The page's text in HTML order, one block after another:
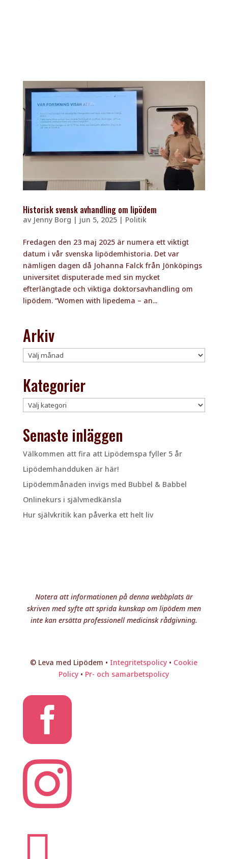
Historisk svensk avhandling om lipödem
av Jenny Borg | jun 5, 2025| Politik
Fredagen den 23 maj 2025 är numera ett viktigt
datum i vår svenska lipödemhistoria. Det var
nämligen dagen då Johanna Falck från Jönköpings
universitet disputerade med sin mycket
efterlängtade och viktiga doktorsavhandling om
lipödem. “Women with lipedema – an...
Arkiv
Arkiv
Kategorier
Kategorier
Senaste inläggen
Välkommen att fira att Lipödemspa fyller 5 år
Lipödemhandduken är här!
Lipödemmånaden invigs med Bubbel & Babbel
Onlinekurs i självmedkänsla
Hur självkritik kan påverka ett helt liv
Notera att informationen på denna webbplats är
skriven med syfte att sprida kunskap om lipödem men
inte kan ersätta professionell medicinsk rådgivning.
© Leva med Lipödem • Integritetspolicy • Cookie
Policy • Pr- och samarbetspolicy


